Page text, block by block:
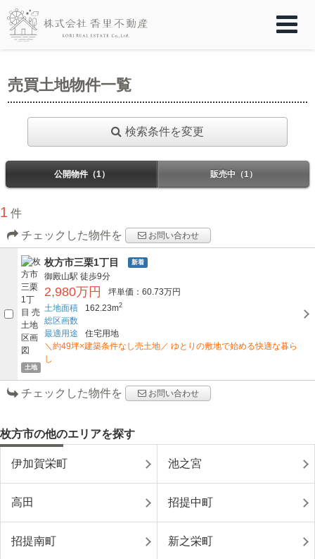
売買土地物件一覧
検索条件を変更
公開物件（1） 販売中（1）
1 件
チェックした物件を
お問い合わせ
土地
枚方市三栗1丁目 新着
御殿山駅 徒歩9分
2,980万円
坪単価：60.73万円
土地面積
162.23m2
総区画数
最適用途
住宅用地
＼約49坪×建築条件なし売土地／ ゆとりの敷地で始める快適な暮ら
し
チェックした物件を お問い合わせ
枚方市の他のエリアを探す
伊加賀栄町 池之宮
高田 招提中町
招提南町 新之栄町